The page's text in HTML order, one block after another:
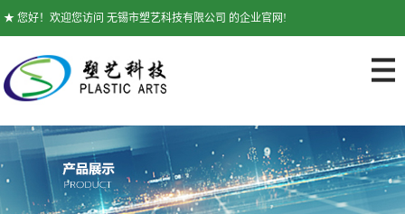
★ 您好！欢迎您访问 无锡市塑艺科技有限公司 的企业官网!